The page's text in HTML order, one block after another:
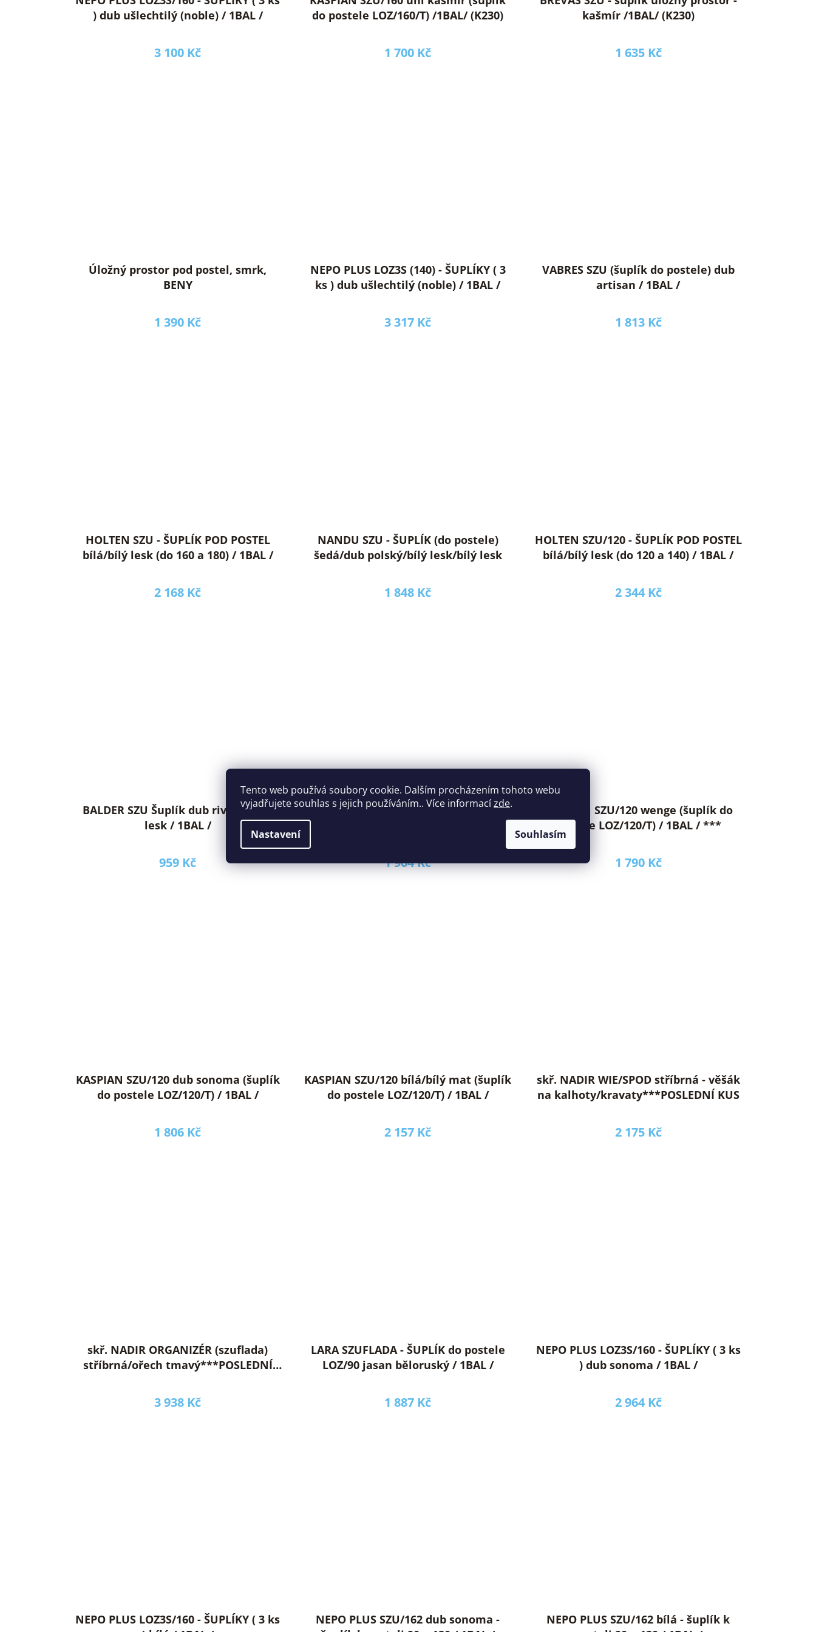
Tento web používá soubory cookie. Dalším procházením tohoto webu
vyjadřujete souhlas s jejich používáním.. Více informacízde.
Nastavení Souhlasím
) dub ušlechtilý (noble) / 1BAL /
3 100 Kč
do postele LOZ/160/T) /1BAL/ (K230)
1 700 Kč
kašmír /1BAL/ (K230)
1 635 Kč
Úložný prostor pod postel, smrk,
BENY
1 390 Kč
NEPO PLUS LOZ3S (140) - ŠUPLÍKY ( 3
ks ) dub ušlechtilý (noble) / 1BAL /
3 317 Kč
VABRES SZU (šuplík do postele) dub
artisan / 1BAL /
1 813 Kč
HOLTEN SZU - ŠUPLÍK POD POSTEL
bílá/bílý lesk (do 160 a 180) / 1BAL /
2 168 Kč
NANDU SZU - ŠUPLÍK (do postele)
šedá/dub polský/bílý lesk/bílý lesk
1 848 Kč
HOLTEN SZU/120 - ŠUPLÍK POD POSTEL
bílá/bílý lesk (do 120 a 140) / 1BAL /
2 344 Kč
BALDER SZU Šuplík dub riviéra/bílý
lesk / 1BAL /
959 Kč
KASPIAN SZU/160 dub sonoma (šuplík
1 904 Kč
KASPIAN SZU/120 wenge (šuplík do
postele LOZ/120/T) / 1BAL / ***
1 790 Kč
KASPIAN SZU/120 dub sonoma (šuplík
do postele LOZ/120/T) / 1BAL /
1 806 Kč
KASPIAN SZU/120 bílá/bílý mat (šuplík
do postele LOZ/120/T) / 1BAL /
2 157 Kč
skř. NADIR WIE/SPOD stříbrná - věšák
na kalhoty/kravaty***POSLEDNÍ KUS
2 175 Kč
skř. NADIR ORGANIZÉR (szuflada)
stříbrná/ořech tmavý***POSLEDNÍ
3 938 Kč
LARA SZUFLADA - ŠUPLÍK do postele
LOZ/90 jasan běloruský / 1BAL /
1 887 Kč
NEPO PLUS LOZ3S/160 - ŠUPLÍKY ( 3 ks
) dub sonoma / 1BAL /
2 964 Kč
NEPO PLUS LOZ3S/160 - ŠUPLÍKY ( 3 ks
NEPO PLUS SZU/162 dub sonoma -
NEPO PLUS SZU/162 bílá - šuplík k